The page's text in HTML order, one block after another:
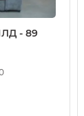
- 89